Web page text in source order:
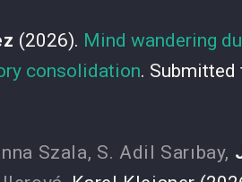
(2026). Mind wandering
consolidation.
Szala, S. Adil Sarıbay,